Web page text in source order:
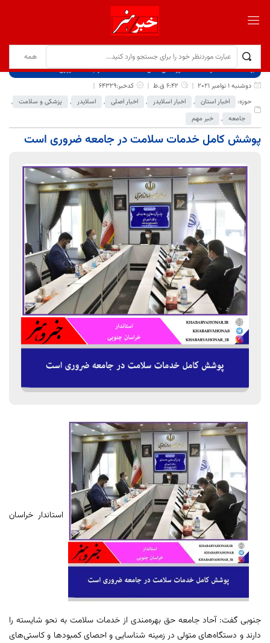
برگ نخست نوشته‌ها
پوشش کامل خدمات سلامت در جامعه ضروری است
دوشنبه 1 نوامبر 2021
6:42 ق.ظ
کدخبر:64329
حوزه:
اخبار استان , اخبار اسلایدر , اخبار اصلی , اسلایدر , پزشکی و سلامت ,
جامعه , خبر مهم
پوشش کامل خدمات سلامت در جامعه ضروری است
استاندار خراسان
جنوبی گفت: آحاد جامعه حق بهره‌مندی از خدمات سلامت به‌ نحو شایسته را
دارند و دستگاه‌های متولی در زمینه شناسایی و احصای کمبودها و کاستی‌های